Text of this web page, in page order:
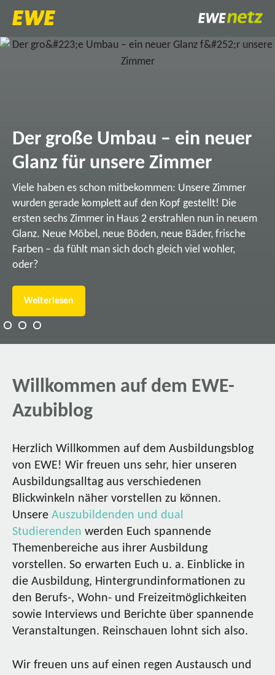
Der große Umbau – ein neuer
Glanz für unsere Zimmer
Viele haben es schon mitbekommen: Unsere Zimmer
wurden gerade komplett auf den Kopf gestellt! Die
ersten sechs Zimmer in Haus 2 erstrahlen nun in neuem
Glanz. Neue Möbel, neue Böden, neue Bäder, frische
Farben – da fühlt man sich doch gleich viel wohler,
oder?
Weiterlesen
Willkommen auf dem EWE-
Azubiblog
Herzlich Willkommen auf dem Ausbildungsblog
von EWE! Wir freuen uns sehr, hier unseren
Ausbildungsalltag aus verschiedenen
Blickwinkeln näher vorstellen zu können.
Unsere Auszubildenden und dual
Studierenden werden Euch spannende
Themenbereiche aus ihrer Ausbildung
vorstellen. So erwarten Euch u. a. Einblicke in
die Ausbildung, Hintergrundinformationen zu
den Berufs-, Wohn- und Freizeitmöglichkeiten
sowie Interviews und Berichte über spannende
Veranstaltungen. Reinschauen lohnt sich also.
Wir freuen uns auf einen regen Austausch und